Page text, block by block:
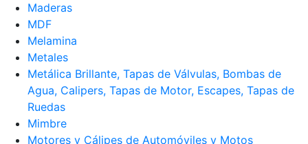
Maderas
MDF
Melamina
Metales
Metálica Brillante, Tapas de Válvulas, Bombas de
Agua, Calipers, Tapas de Motor, Escapes, Tapas de
Ruedas
Mimbre
Motores y Cálipes de Automóviles y Motos